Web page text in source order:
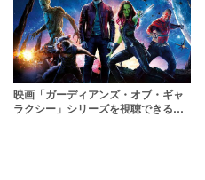
映画「ガーディアンズ・オブ・ギャ
ラクシー」シリーズを視聴できる動